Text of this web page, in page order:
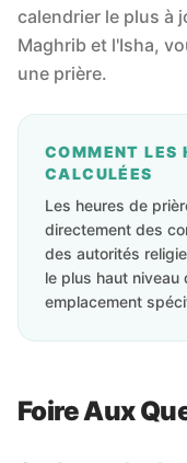
calendrier le plus à
Maghrib et l'Isha,
une prière.
COMMENT LES
CALCULÉES
Les heures de
directement des
des autorités
le plus haut
emplacement
Foire Aux